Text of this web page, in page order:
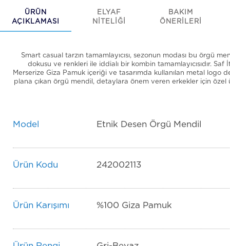
ÜRÜN
AÇIKLAMASI
ELYAF
NİTELİĞİ
BAKIM
ÖNERİLERİ
Smart casual tarzın tamamlayıcısı, sezonun modası bu örgü
dokusu ve renkleri ile iddialı bir kombin tamamlayıcısıdır. Saf
Merserize Giza Pamuk içeriği ve tasarımda kullanılan metal logo
plana çıkan örgü mendil, detaylara önem veren erkekler için özel
Model Etnik Desen Örgü Mendil
Ürün Kodu 242002113
Ürün Karışımı %100 Giza Pamuk